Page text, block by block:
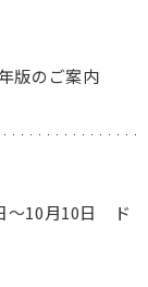
版のご案内
～10月10日 ド